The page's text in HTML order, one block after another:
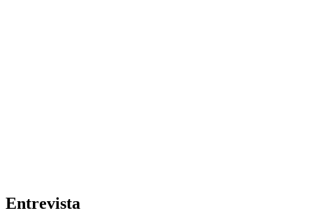
Entrevista